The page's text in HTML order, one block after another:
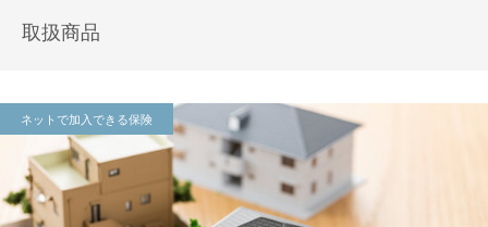
取扱商品
ネットで加入できる保険